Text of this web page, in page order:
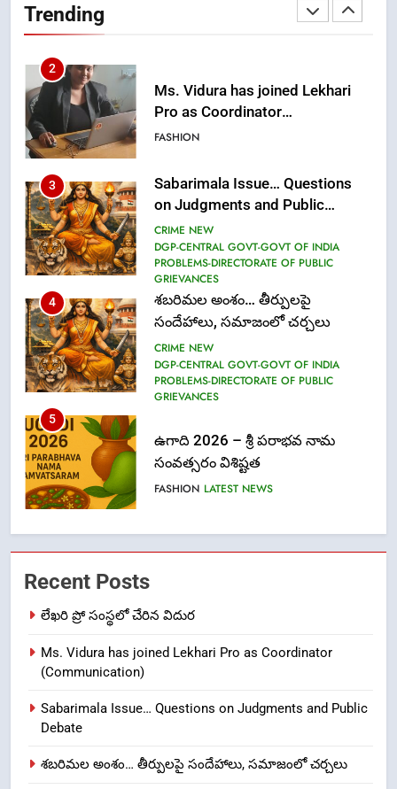
Trending
2
(Communication)
FASHION
3
Sabarimala Issue… Questions
Debate
CRIME NEW
DGP-CENTRAL GOVT-GOVT OF INDIA
GRIEVANCES
4
శబరిమల అంశం… తీర్పులపై
సందేహాలు, సమాజంలో చర్చలు
CRIME NEW
DGP-CENTRAL GOVT-GOVT OF INDIA
PROBLEMS-DIRECTORATE OF PUBLIC
GRIEVANCES
5
ఉగాది 2026 – శ్రీ పరాభవ నామ
FASHION LATEST NEWS
6
Parabhava Nama Samvatsaram
7
విశ్వాసానికి ద్రోహం
8
Laddu: A Sacred Trust Betrayed
Recent Posts
లేఖరి ప్రో సంస్థలో చేరిన విదుర
Ms. Vidura has joined Lekhari Pro as Coordinator
(Communication)
Sabarimala Issue… Questions on Judgments and Public
Debate
శబరిమల అంశం… తీర్పులపై సందేహాలు, సమాజంలో చర్చలు